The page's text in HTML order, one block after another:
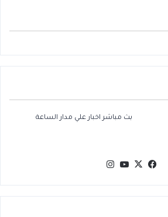
بث مباشر اخبار علي مدار الساعة
فيسبوك
‫X
‫YouTube